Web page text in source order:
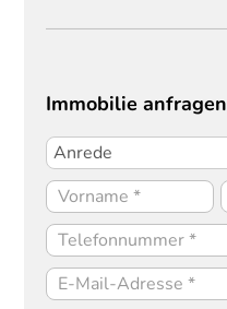
Immobilie anfragen